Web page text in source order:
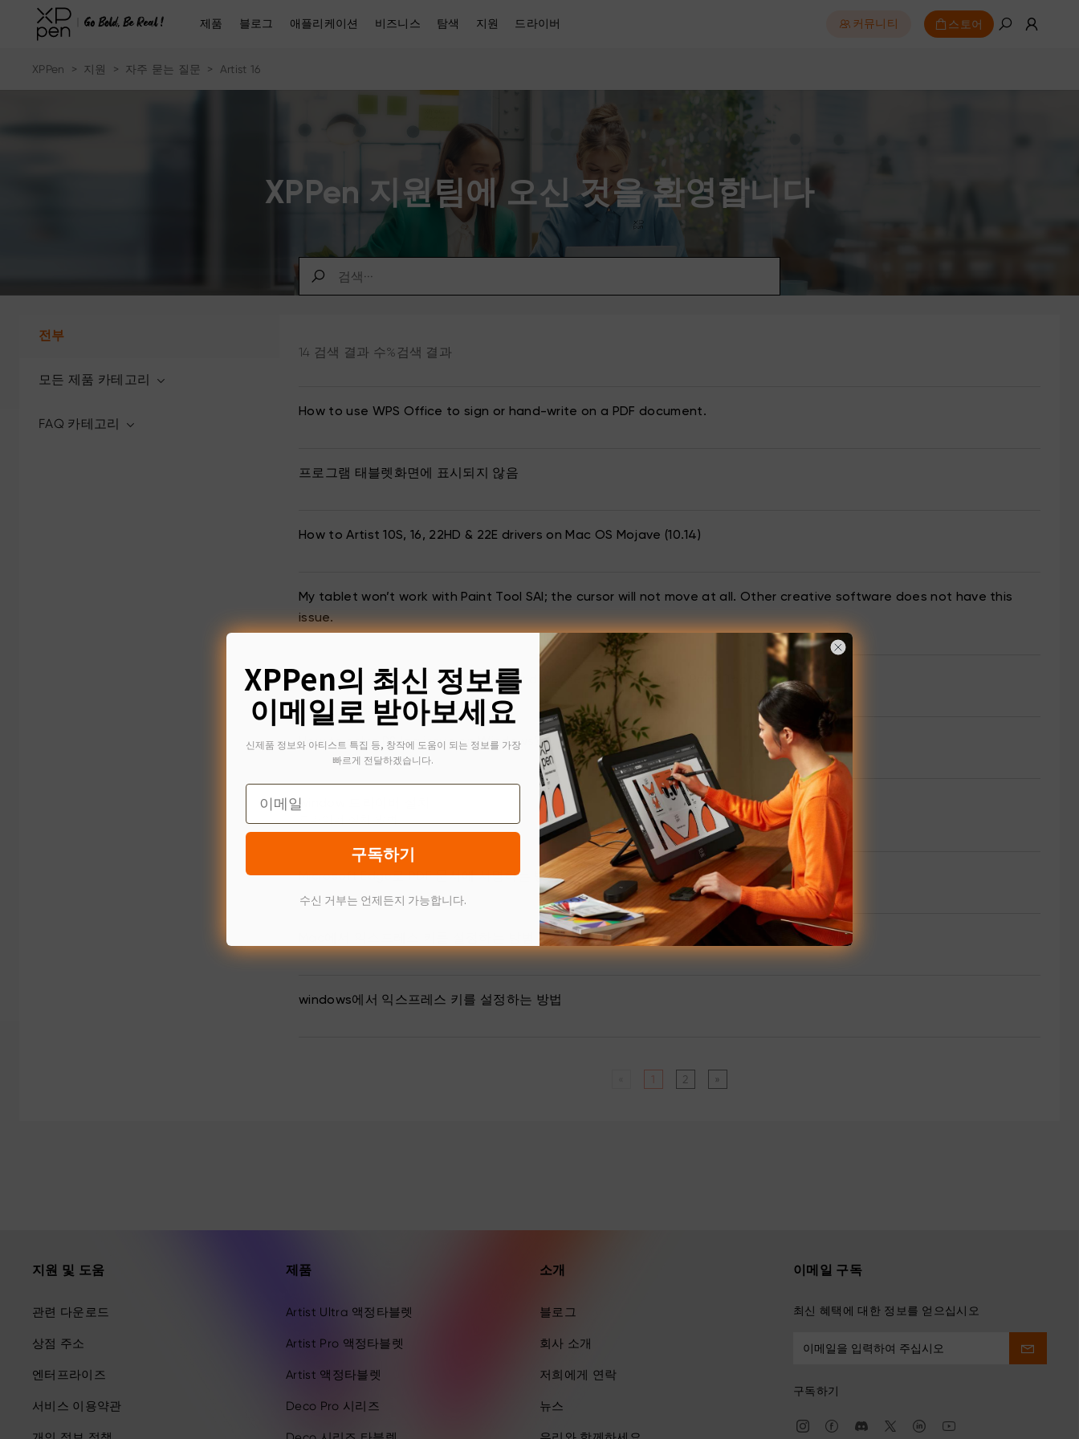
제품 블로그 애플리케이션 비즈니스 탐색 지원 드라이버 커뮤니티 스토어
XPPen > 지원 > 자주 묻는 질문 > Artist 16
XPPen 지원팀에 오신 것을 환영합니다
전부
모든 제품 카테고리
FAQ 카테고리
14 검색 결과 수%검색 결과
How to use WPS Office to sign or hand-write on a PDF document.
프로그램 태블렛화면에 표시되지 않음
How to Artist 10S, 16, 22HD & 22E drivers on Mac OS Mojave (10.14)
My tablet won’t work with Paint Tool SAI; the cursor will not move at all. Other creative software does not have this
issue.
My tablet’s pen pressure works in my driver settings, but not in Paint Tool SAI
How to solve PS lag issue on Windows?
window 드라이버 설치
Microsoft Edge로 PDF 문서에 서명하는 방법
windows에서 익스프레스 키를 설정하는 방법
2 »
지원 및 도움
관련 다운로드
상점 주소
엔터프라이즈
서비스 이용약관
제품
Artist Ultra 액정타블렛
Artist Pro 액정타블렛
Artist 액정타블렛
Deco Pro 시리즈
소개
블로그
회사 소개
저희에게 연락
뉴스
이메일 구독
최신 혜택에 대한 정보를 얻으십시오
구독하기
XPPen의 최신 정보를
이메일로 받아보세요
신제품 정보와 아티스트 특집 등, 창작에 도움이 되는 정보를 가장
빠르게 전달하겠습니다.
Email
구독하기
수신 거부는 언제든지 가능합니다.